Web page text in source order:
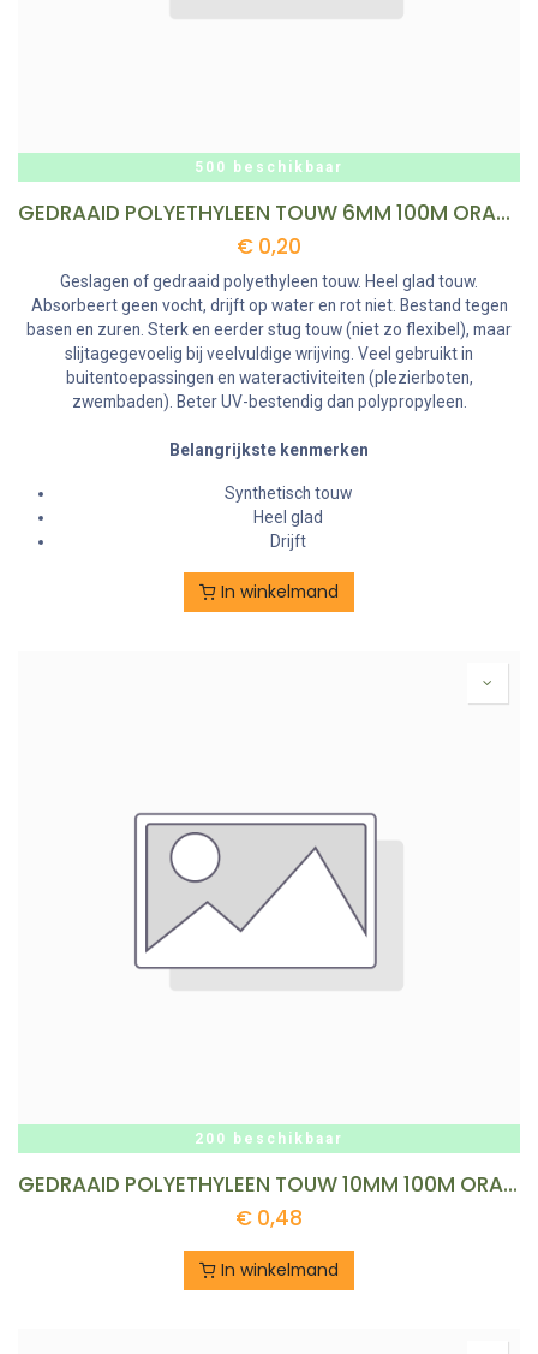
500 beschikbaar
GEDRAAID POLYETHYLEEN TOUW 6MM 100M ORANJE REF:PEOR 06-100B LEDENT
€ 0,20
Geslagen of gedraaid polyethyleen touw. Heel glad touw.
Absorbeert geen vocht, drijft op water en rot niet. Bestand tegen
basen en zuren. Sterk en eerder stug touw (niet zo flexibel), maar
slijtagegevoelig bij veelvuldige wrijving. Veel gebruikt in
buitentoepassingen en wateractiviteiten (plezierboten,
zwembaden). Beter UV-bestendig dan polypropyleen.
Belangrijkste kenmerken
Synthetisch touw
Heel glad
Drijft
In winkelmand
200 beschikbaar
GEDRAAID POLYETHYLEEN TOUW 10MM 100M ORANJE REF:PEOR 10-100B LEDENT
€ 0,48
In winkelmand